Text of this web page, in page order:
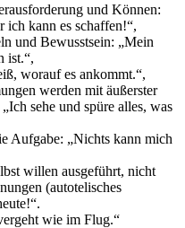
und Können:
ich kann es schaffen!“,
und Bewusstsein: „Mein
ist.“,
worauf es ankommt.“,
werden mit äußerster
sehe und spüre alles, was
Aufgabe: „Nichts kann mich
willen ausgeführt, nicht
(autotelisches
wie im Flug.“